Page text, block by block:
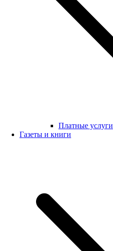
Платные услуги
Газеты и книги